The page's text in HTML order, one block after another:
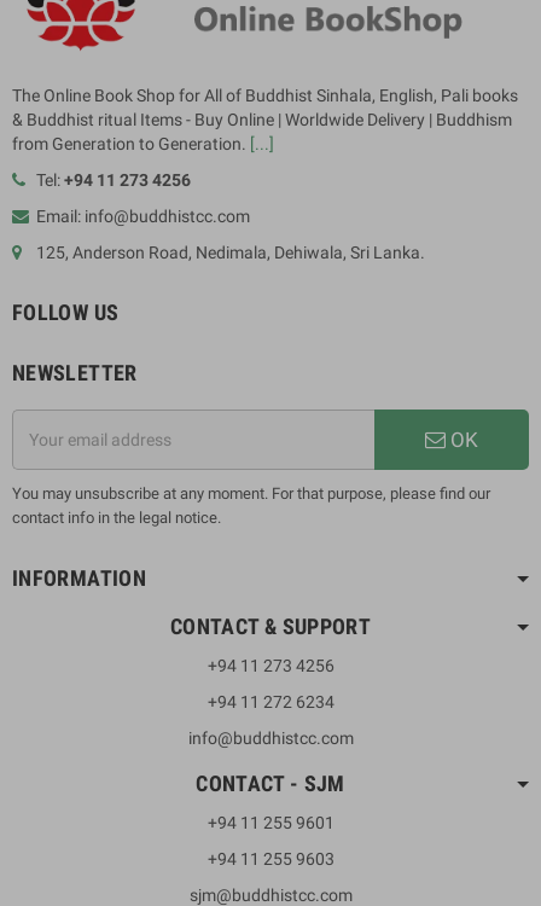
The Online Book Shop for All of Buddhist Sinhala, English, Pali books
& Buddhist ritual Items - Buy Online | Worldwide Delivery | Buddhism
from Generation to Generation. [...]
Tel:+94 11 273 4256
Email: info@buddhistcc.com
125, Anderson Road, Nedimala, Dehiwala, Sri Lanka.
FOLLOW US
NEWSLETTER
OK
You may unsubscribe at any moment. For that purpose, please find our
contact info in the legal notice.
INFORMATION
CONTACT & SUPPORT
+94 11 273 4256
+94 11 272 6234
info@buddhistcc.com
CONTACT - SJM
+94 11 255 9601
+94 11 255 9603
sjm@buddhistcc.com